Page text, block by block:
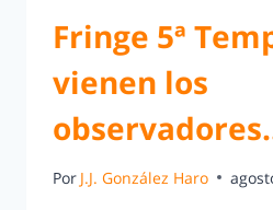
Fringe 5ª
vienen los
Por J.J. González Haro